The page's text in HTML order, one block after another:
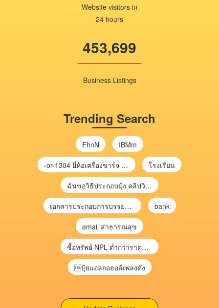
Website visitors in
24 hours
453,699
Business Listings
Trending Search
FhnN IBMm
-or-1304 ยี่ห้อเครื่องชาร์จ chargecore โรงเรียน
ฉันขอวิธีประกอบมุ้ง คลิปวิดีโอ การประกอบมุ้ง
เอกสารประกอบการบรรยาย การประเมินความเสี่ยงเพื่อวางแผนการตรวจสอบ \ bank
email สาธารณสุข
ซื้อทรัพย์ NPL ต่ำกว่าราคาตลาด 30-70% แบบไม่ต้องไปประมูล”
ปุ้ยแอลกอฮอล์เพลงดัง